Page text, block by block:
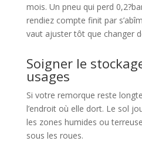
mois. Un pneu qui perd
rendiez compte finit par
vaut ajuster tôt que changer
Soigner le
usages
Si votre remorque reste
l’endroit où elle dort. Le sol
les zones humides ou
sous les roues.